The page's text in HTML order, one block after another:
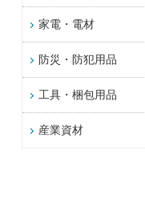
家電・電材
防災・防犯用品
工具・梱包用品
産業資材